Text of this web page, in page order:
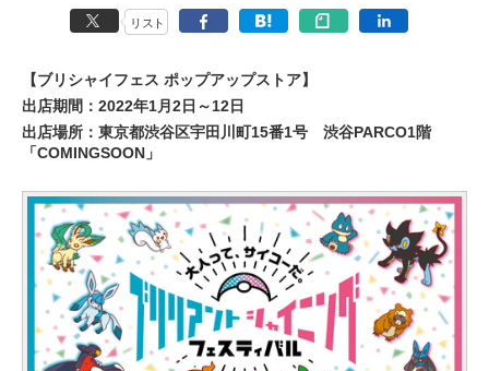
リスト
【ブリシャイフェス ポップアップストア】
出店期間：2022年1月2日～12日
出店場所：東京都渋谷区宇田川町15番1号 渋谷PARCO1階
「COMINGSOON」